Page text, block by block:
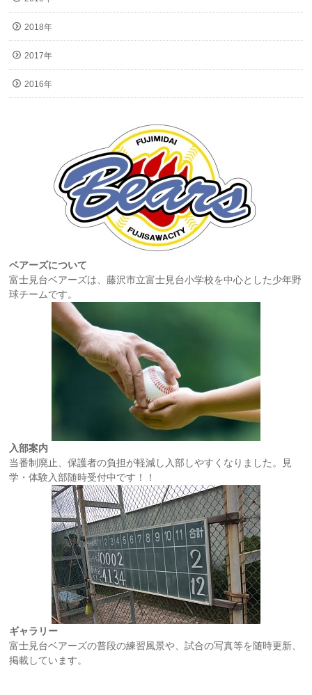
2018年
2017年
2016年
ベアーズについて
富士見台ベアーズは、藤沢市立富士見台小学校を中心とした少年野
球チームです。
入部案内
当番制廃止、保護者の負担が軽減し入部しやすくなりました。見
学・体験入部随時受付中です！！
ギャラリー
富士見台ベアーズの普段の練習風景や、試合の写真等を随時更新、
掲載しています。